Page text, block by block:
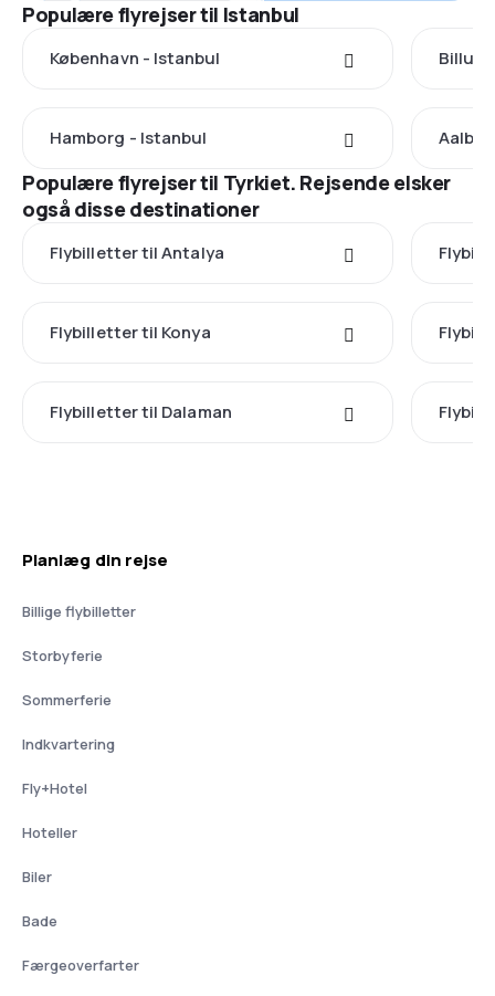
Populære flyrejser til Istanbul
København - Istanbul
Hamborg - Istanbul
Populære flyrejser til Tyrkiet. Rejsende elsker
også disse destinationer
Flybilletter til Antalya
Flybilletter til Konya
Flybilletter til Dalaman
Planlæg din rejse
Billige flybilletter
Storbyferie
Sommerferie
Indkvartering
Fly+Hotel
Hoteller
Biler
Bade
Færgeoverfarter